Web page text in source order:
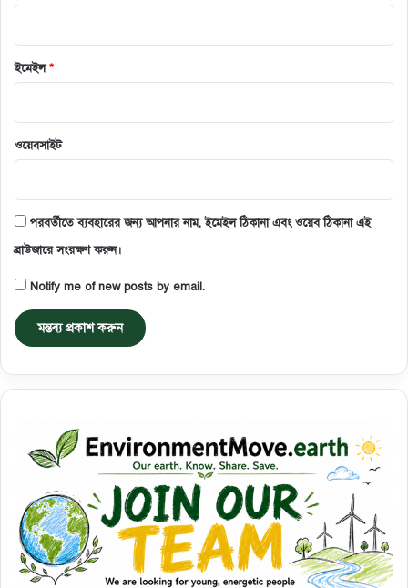
ইমেইল*
ওয়েবসাইট
পরবর্তীতে ব্যবহারের জন্য আপনার নাম, ইমেইল ঠিকানা এবং ওয়েব ঠিকানা এই
ব্রাউজারে সংরক্ষণ করুন।
Notify me of new posts by email.